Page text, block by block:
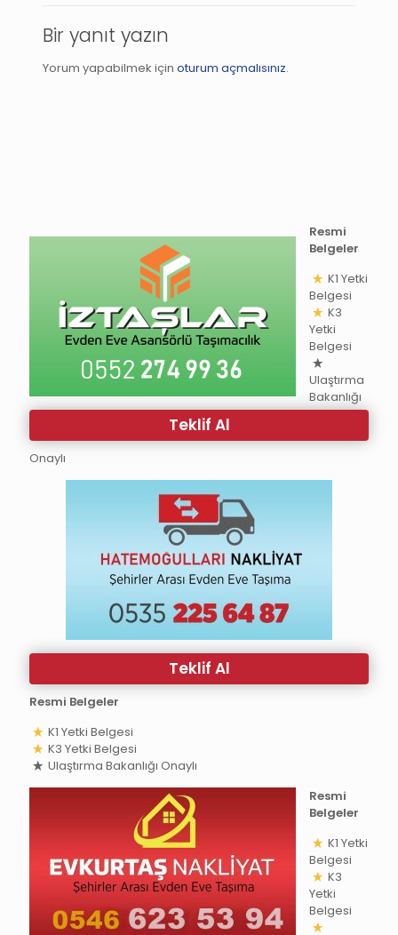
Bir yanıt yazın
Yorum yapabilmek için oturum açmalısınız.
Teklif Al
Resmi
Belgeler
K1 Yetki
Belgesi
K3
Yetki
Belgesi
Ulaştırma
Bakanlığı
Onaylı
Teklif Al
Resmi Belgeler
K1 Yetki Belgesi
K3 Yetki Belgesi
Ulaştırma Bakanlığı Onaylı
Resmi
Belgeler
K1 Yetki
Belgesi
K3
Yetki
Belgesi